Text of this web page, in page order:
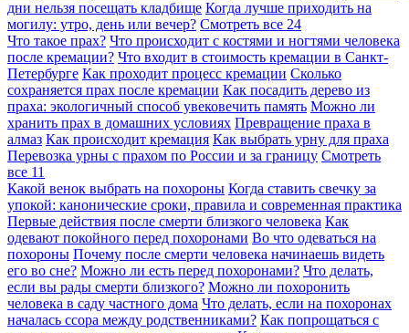
дни нельзя посещать кладбище Когда лучше приходить на
могилу: утро, день или вечер? Смотреть все 24
Что такое прах? Что происходит с костями и ногтями человека
после кремации? Что входит в стоимость кремации в Санкт-
Петербурге Как проходит процесс кремации Сколько
сохраняется прах после кремации Как посадить дерево из
праха: экологичный способ увековечить память Можно ли
хранить прах в домашних условиях Превращение праха в
алмаз Как происходит кремация Как выбрать урну для праха
Перевозка урны с прахом по России и за границу Смотреть
все 11
Какой венок выбрать на похороны Когда ставить свечку за
упокой: канонические сроки, правила и современная практика
Первые действия после смерти близкого человека Как
одевают покойного перед похоронами Во что одеваться на
похороны Почему после смерти человека начинаешь видеть
его во сне? Можно ли есть перед похоронами? Что делать,
если вы рады смерти близкого? Можно ли похоронить
человека в саду частного дома Что делать, если на похоронах
началась ссора между родственниками? Как попрощаться с